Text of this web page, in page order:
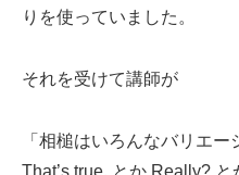
りを使っていました。
それを受けて講師が
「相槌はいろんなバリエー
That’s true. とか Really? と